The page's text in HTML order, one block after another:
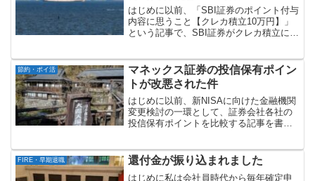
はじめに以前、「SBI証券のポイント付与
内容に思うこと【クレカ積立10万円】」
という記事で、SBI証券がクレカ積立に係
井住友カード ゴールドNL」で「月5万
円」のク...
節約・ポイ活
マネックス証券の投信保有ポイン
トが改悪された件
はじめに以前、新NISAに向けた金融機関
変更検討の一環として、証券会社各社の
投信保有ポイントを比較する記事を書き
たので、情報共有させていただきます。
投信保有ポイントの改...
FIRE・早期退職 還付金が振り込まれました
はじめに私は会社員時代から毎年確定申